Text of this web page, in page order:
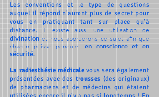
Les conventions et le type de questions
auquel il répond n'auront plus de secret pour
vous en pratiquant tant sur place qu'à
distance. Il existe aussi une utilisation de
divinationet nous aborderons ce sujet afin que
chacun puisse penduler en conscience et en
sécurité.
La radiesthésie médicale vous sera également
présentées avec des trousses (des originaux)
de pharmaciens et de médecins qui étaient